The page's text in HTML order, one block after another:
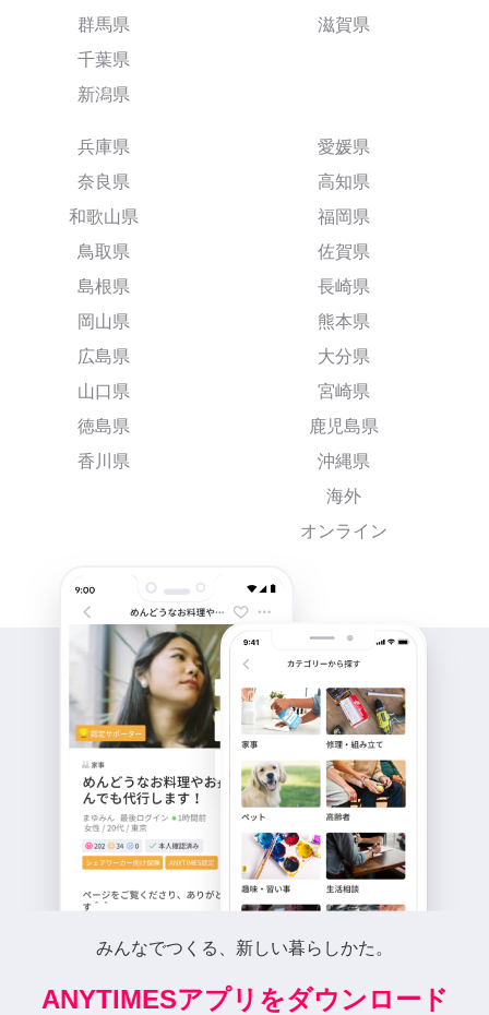
群馬県
千葉県
新潟県
滋賀県
兵庫県
奈良県
和歌山県
鳥取県
島根県
岡山県
広島県
山口県
徳島県
香川県
愛媛県
高知県
福岡県
佐賀県
長崎県
熊本県
大分県
宮崎県
鹿児島県
沖縄県
海外
オンライン
みんなでつくる、新しい暮らしかた。
ANYTIMESアプリをダウンロード